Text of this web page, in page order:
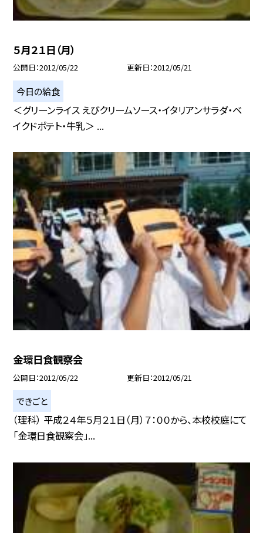
５月２１日（月）
公開日 2012/05/22 更新日 2012/05/21
今日の給食
＜グリーンライス えびクリームソース・イタリアンサラダ・ベ
イクドポテト・牛乳＞ ...
金環日食観察会
公開日 2012/05/22 更新日 2012/05/21
できごと
（理科） 平成２４年５月２１日（月）７：００から、本校校庭にて
「金環日食観察会」...